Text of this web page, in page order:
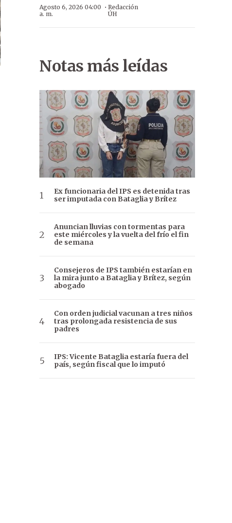
Agosto 6, 2026 04:00
a. m.
· Redacción
ÚH
Notas más leídas
Ex funcionaria del IPS es detenida tras
ser imputada con Bataglia y Brítez
Anuncian lluvias con tormentas para
este miércoles y la vuelta del frío el fin
de semana
Consejeros de IPS también estarían en
la mira junto a Bataglia y Brítez, según
abogado
Con orden judicial vacunan a tres niños
tras prolongada resistencia de sus
padres
IPS: Vicente Bataglia estaría fuera del
país, según fiscal que lo imputó